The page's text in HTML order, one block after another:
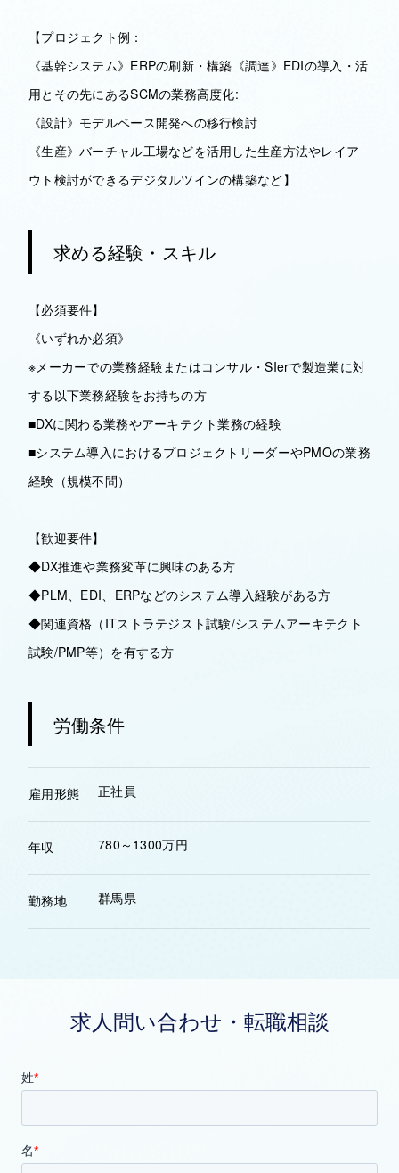
【プロジェクト例：
《基幹システム》ERPの刷新・構築《調達》EDIの導入・活
用とその先にあるSCMの業務高度化:
《設計》モデルベース開発への移行検討
《生産》バーチャル工場などを活用した生産方法やレイア
ウト検討ができるデジタルツインの構築など】
求める経験・スキル
【必須要件】
《いずれか必須》
※メーカーでの業務経験またはコンサル・SIerで製造業に対
する以下業務経験をお持ちの方
■DXに関わる業務やアーキテクト業務の経験
■システム導入におけるプロジェクトリーダーやPMOの業務
経験（規模不問）
【歓迎要件】
◆DX推進や業務変革に興味のある方
◆PLM、EDI、ERPなどのシステム導入経験がある方
◆関連資格（ITストラテジスト試験/システムアーキテクト
試験/PMP等）を有する方
労働条件
雇用形態 正社員
年収 780～1300万円
勤務地 群馬県
求人問い合わせ・転職相談